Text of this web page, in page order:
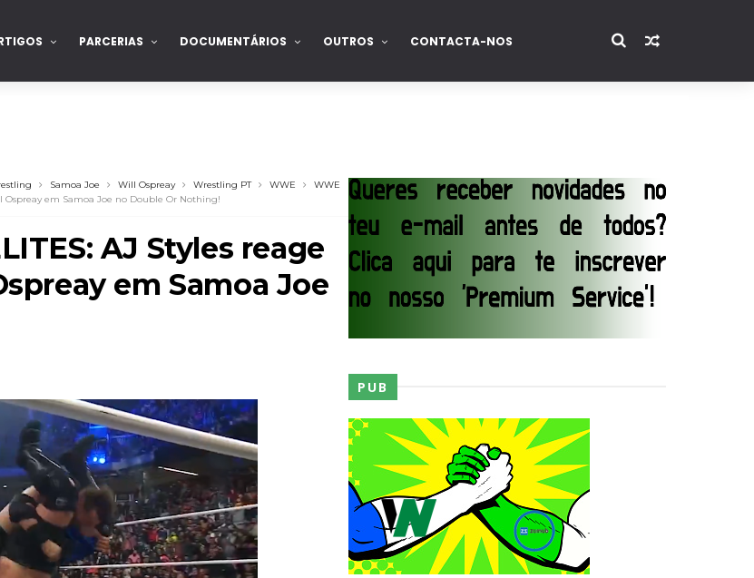
PARCERIAS DOCUMENTÁRIOS OUTROS CONTACTA-NOS
2
Samoa Joe Will Ospreay Wrestling PT WWE
WWE
Ospreay em Samoa Joe no Double Or Nothing!
AJ Styles reage
em Samoa Joe
PUB